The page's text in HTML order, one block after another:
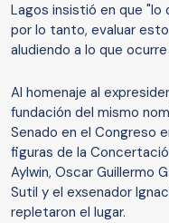
Lagos insistió en que "lo
por lo tanto, evaluar
aludiendo a lo que
Al homenaje al
fundación del mismo
Senado en el Congreso
figuras de la
Aylwin, Oscar Guillermo
Sutil y el exsenador
repletaron el lugar.